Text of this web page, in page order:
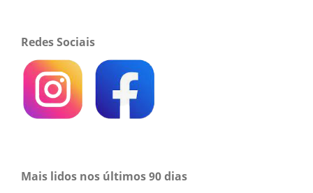
Redes Sociais
Mais lidos nos últimos 90 dias